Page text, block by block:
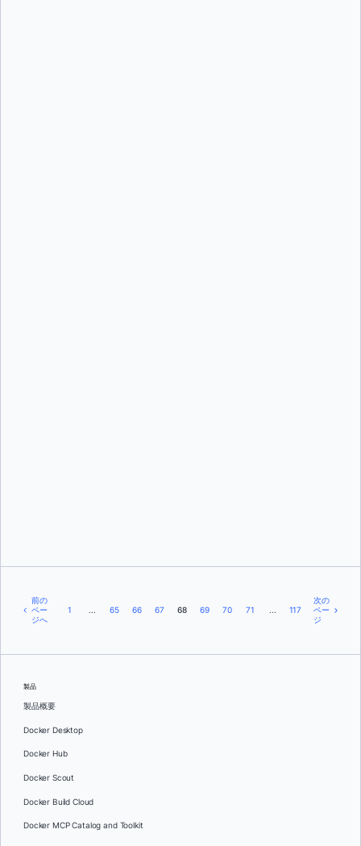
前の
ペー
ジへ
1 ... 65 66 67 68 69 70 71 ... 117
次の
ペー
ジ
製品
製品概要
Docker Desktop
Docker Hub
Docker Scout
Docker Build Cloud
Docker MCP Catalog and Toolkit